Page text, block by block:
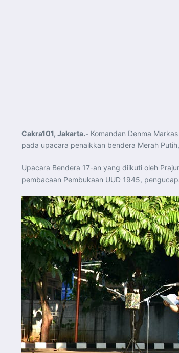
Cakra101, Jakarta.- Komandan Denma
pada upacara penaikkan bendera Merah
Upacara Bendera 17-an yang diikuti oleh
pembacaan Pembukaan UUD 1945,